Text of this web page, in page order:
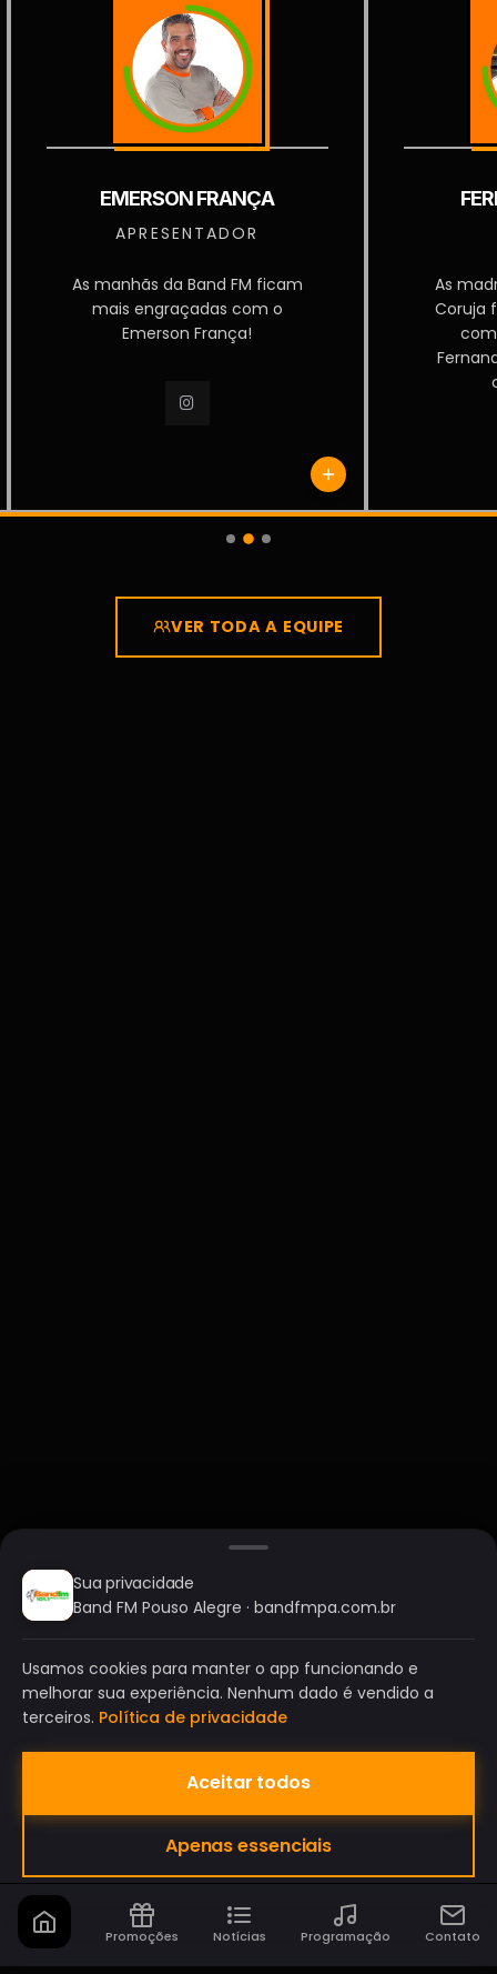
EMERSON FRANÇA
APRESENTADOR
As manhãs da Band FM ficam
mais engraçadas com o
Emerson França!
As
Coruja
VER TODA A EQUIPE
BAND FM POUSO ALEGRE
A SUA RÁDIO DO SEU JEITO!
Sua privacidade
Band FM Pouso Alegre · bandfmpa.com.br
Usamos cookies para manter o app funcionando e
melhorar sua experiência. Nenhum dado é vendido a
terceiros. Política de privacidade
Aceitar todos
Apenas essenciais
Promoções Notícias Programação Contato